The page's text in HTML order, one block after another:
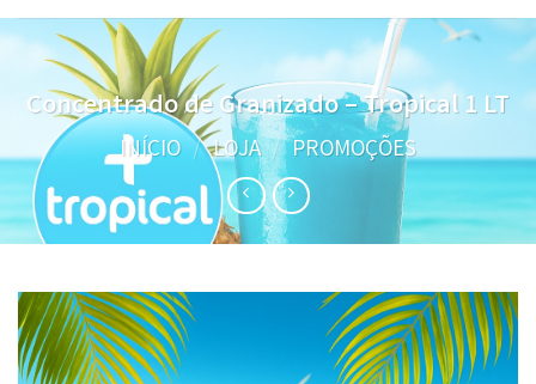
Concentrado de Granizado – Tropical 1 LT
INÍCIO / LOJA / PROMOÇÕES